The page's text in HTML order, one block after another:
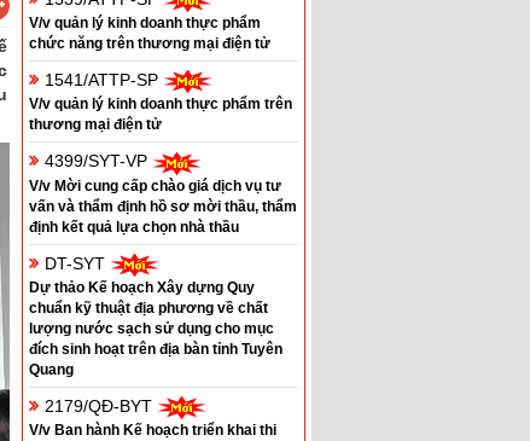
V/v quản lý kinh doanh thực phẩm
chức năng trên thương mại điện tử
1541/ATTP-SP
V/v quản lý kinh doanh thực phẩm trên
thương mại điện tử
4399/SYT-VP
V/v Mời cung cấp chào giá dịch vụ tư
vấn và thẩm định hồ sơ mời thầu, thẩm
định kết quả lựa chọn nhà thầu
DT-SYT
Dự thảo Kế hoạch Xây dựng Quy
chuẩn kỹ thuật địa phương về chất
lượng nước sạch sử dụng cho mục
đích sinh hoạt trên địa bàn tỉnh Tuyên
Quang
2179/QĐ-BYT
V/v Ban hành Kế hoạch triển khai thi